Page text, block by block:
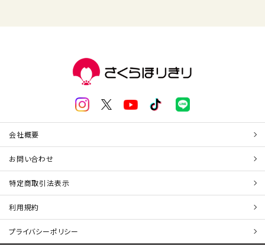
会社概要
お問い合わせ
特定商取引法表示
利用規約
プライバシーポリシー